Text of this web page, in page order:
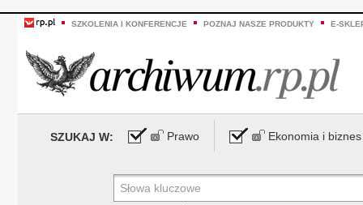
SZKOLENIA I KONFERENCJE POZNAJ NASZE PRODUKTY E-
SZUKAJ W: Prawo Ekonomia i biznes